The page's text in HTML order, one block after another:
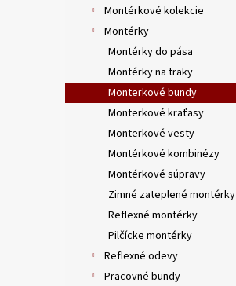
Montérkové kolekcie
Montérky
Montérky do pása
Montérky na traky
Monterkové bundy
Monterkové kraťasy
Monterkové vesty
Montérkové kombinézy
Montérkové súpravy
Zimné zateplené montérky
Reflexné montérky
Pilčícke montérky
Reflexné odevy
Pracovné bundy